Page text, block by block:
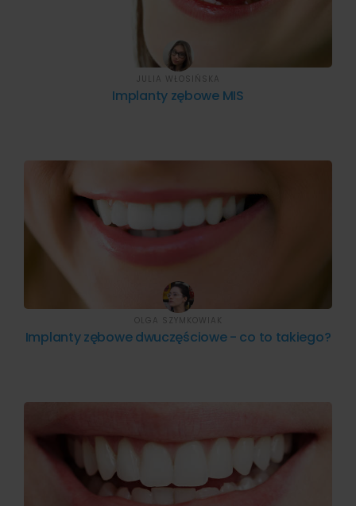
Implanty zębowe MIS
JULIA WŁOSIŃSKA
Implanty zębowe dwuczęściowe - co to takiego?
OLGA SZYMKOWIAK